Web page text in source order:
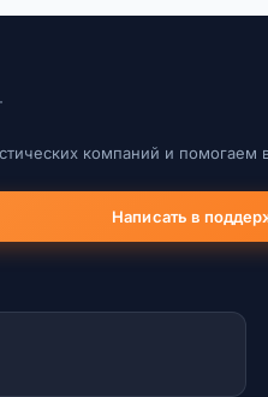
компаний и помогаем
Написать в